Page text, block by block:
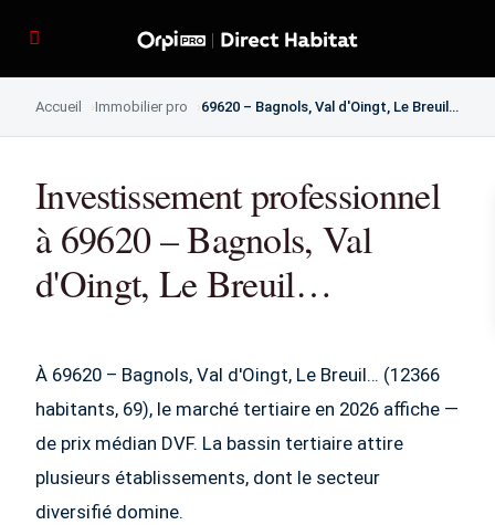
Accueil Immobilier pro 69620 – Bagnols, Val d'Oingt, Le Breuil…
Investissement professionnel
à 69620 – Bagnols, Val
d'Oingt, Le Breuil…
À 69620 – Bagnols, Val d'Oingt, Le Breuil… (12366
habitants, 69), le marché tertiaire en 2026 affiche —
de prix médian DVF. La bassin tertiaire attire
plusieurs établissements, dont le secteur
diversifié domine.